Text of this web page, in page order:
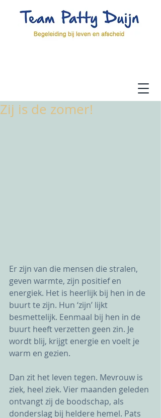
Zij is de zomer!
Er zijn van die mensen die stralen,
geven warmte, zijn positief en
energiek. Het is heerlijk bij hen in de
buurt te zijn. Hun ‘zijn’ lijkt
besmettelijk. Eenmaal bij hen in de
buurt heeft verzetten geen zin. Je
wordt blij, krijgt energie en voelt je
warm en gezien.
Dan zit het leven tegen. Mevrouw is
ziek, heel ziek. Vier maanden geleden
ontvangt zij de boodschap, als
donderslag bij heldere hemel. Pats